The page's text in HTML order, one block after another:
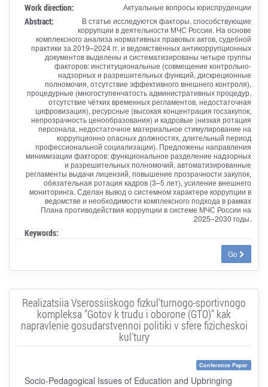
Work direction: Актуальные вопросы юриспруденции
Abstract:
В статье исследуются факторы, способствующие
коррупции в деятельности МЧС России. На основе
комплексного анализа нормативных правовых актов, судебной
практики за 2019–2024 гг. и ведомственных антикоррупционных
документов выделены и систематизированы четыре группы
факторов: институциональные (совмещение контрольно-
надзорных и разрешительных функций, дискреционные
полномочия, отсутствие эффективного внешнего контроля),
процедурные (многоступенчатость административных процедур,
отсутствие чётких временных регламентов, недостаточная
цифровизация), ресурсные (высокая концентрация госзакупок,
непрозрачность ценообразования) и кадровые (низкая ротация
персонала, недостаточное материальное стимулирование на
коррупционно опасных должностях, длительный период
профессиональной социализации). Предложены направления
минимизации факторов: функциональное разделение надзорных
и разрешительных полномочий, автоматизированные
регламенты выдачи лицензий, повышение прозрачности закупок,
обязательная ротация кадров (3–5 лет), усиление внешнего
мониторинга. Сделан вывод о системном характере коррупции в
ведомстве и необходимости комплексного подхода в рамках
Плана противодействия коррупции в системе МЧС России на
2025–2030 годы.
Keywords:
Go
Realizatsiia Vserossiiskogo fizkul'turnogo-sportivnogo
kompleksa "Gotov k trudu i oborone (GTO)" kak
napravlenie gosudarstvennoi politiki v sfere fizicheskoi
kul'tury
Conference Paper
Socio-Pedagogical Issues of Education and Upbringing